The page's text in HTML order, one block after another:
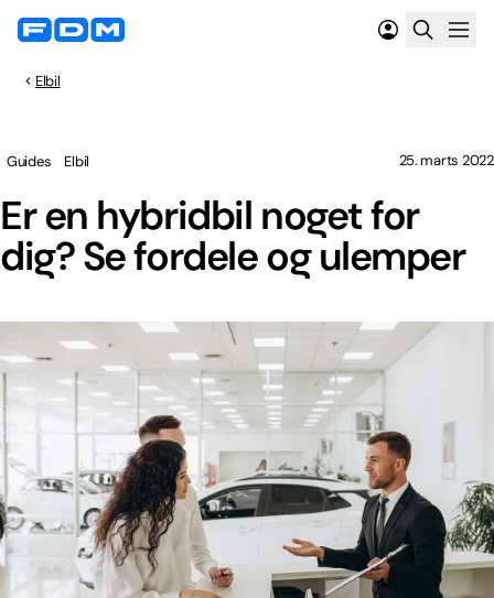
Elbil
Er en hybridbil noget for
dig? Se fordele og ulemper
Guides Elbil 25. marts 2022